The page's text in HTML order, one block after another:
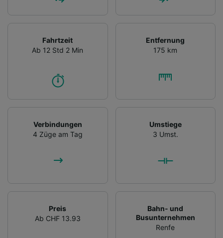
Fahrtzeit
Ab 12 Std 2 Min
Entfernung
175 km
Verbindungen
4 Züge am Tag
Umstiege
3 Umst.
Preis
Ab CHF 13.93
Bahn- und
Busunternehmen
Renfe